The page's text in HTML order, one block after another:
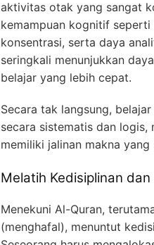
aktivitas otak yang sangat
kemampuan kognitif
konsentrasi, serta daya
seringkali menunjukkan
belajar yang lebih cepat.
Secara tak langsung,
secara sistematis dan
memiliki jalinan makna yang
Melatih Kedisiplinan
Menekuni Al-Quran,
(menghafal), menuntut